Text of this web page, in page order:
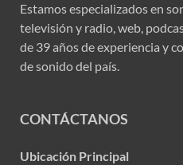
Estamos especializados en
televisión y radio, web,
de 39 años de experiencia y
de sonido del país.
CONTÁCTANOS
Ubicación Principal